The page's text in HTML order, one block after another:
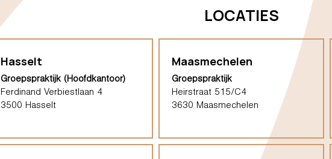
LOCATIES
Hasselt
Groepspraktijk (Hoofdkantoor)
Ferdinand Verbiestlaan 4
3500 Hasselt
Maasmechelen
Groepspraktijk
Heirstraat 515/C4
3630 Maasmechelen